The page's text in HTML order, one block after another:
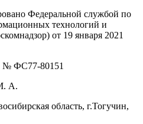
Федеральной службой по
технологий и
от 19 января 2021
№ ФС77-80151
А.
область, г.Тогучин,